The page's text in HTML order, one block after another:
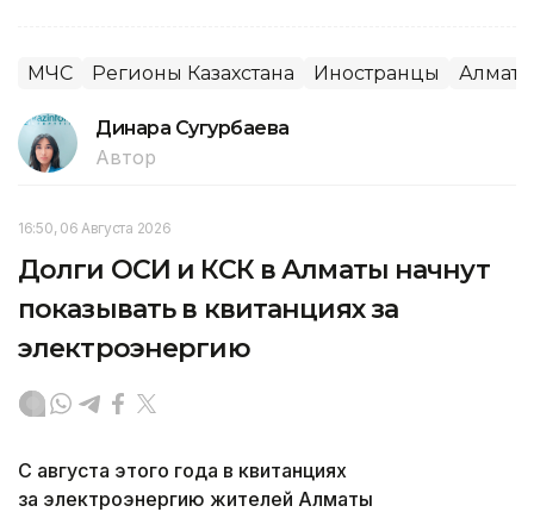
МЧС Регионы Казахстана Иностранцы
Динара Сугурбаева
Автор
16:50, 06 Августа 2026
Долги ОСИ и КСК в Алматы начнут
показывать в квитанциях за
электроэнергию
С августа этого года в квитанциях
за электроэнергию жителей Алматы